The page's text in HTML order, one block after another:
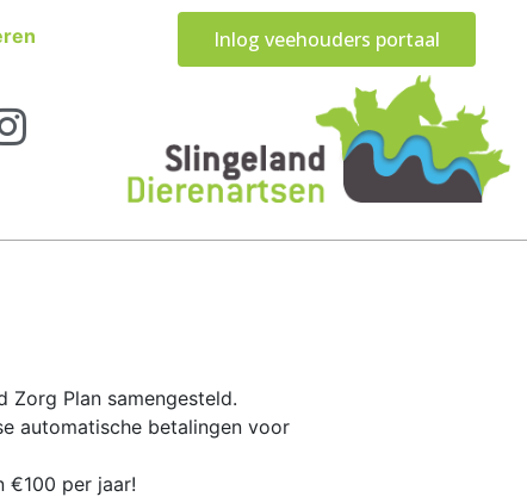
Inlog veehouders portaal
Zorg Plan samengesteld.
automatische betalingen voor
€100 per jaar!